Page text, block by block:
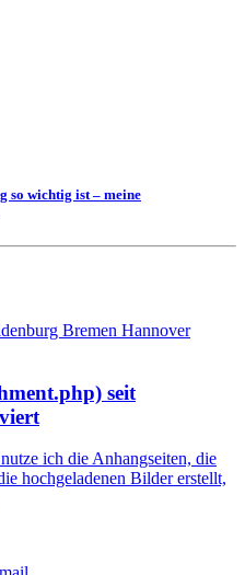
so wichtig ist – meine
seit
ich die Anhangseiten, die
hochgeladenen Bilder erstellt,